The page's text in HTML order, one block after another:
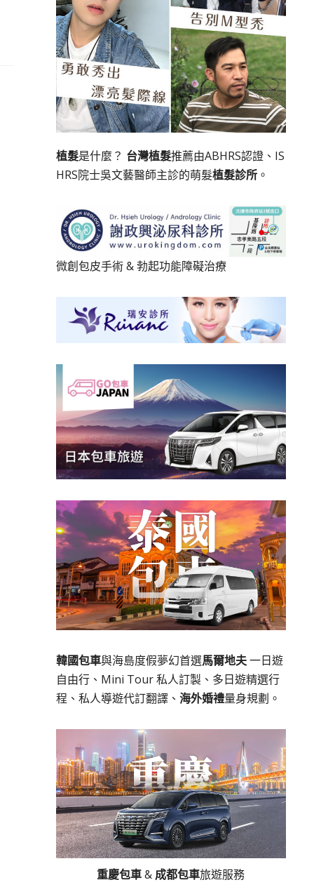
植髮是什麼？ 台灣植髮推薦由ABHRS認證、IS
HRS院士吳文藝醫師主診的萌髮植髮診所。
微創包皮手術&勃起功能障礙治療
韓國包車與海島度假夢幻首選馬爾地夫一日遊
自由行、Mini Tour 私人訂製、多日遊精選行
程、私人導遊代訂翻譯、 海外婚禮量身規劃。
重慶包車& 成都包車旅遊服務